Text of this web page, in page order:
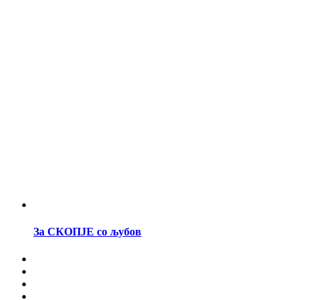
За СКОПЈЕ со љубов